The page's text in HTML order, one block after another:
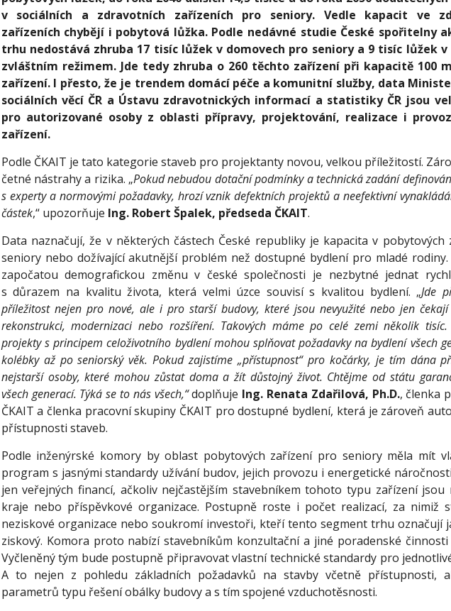
G
C
e
k
t
a
n
t
i
e
p
i
p
r
a
v
j
í
n
b
o
o
m
v
ý
s
t
a
v
b
s
o
c
i
á
l
n
í
c
h
z
v sociálních a zdravotních zařízeních pro seniory. Vedle kapacit ve
zařízeních chybějí i pobytová lůžka. Podle nedávné studie České spořitelny
trhu nedostává zhruba 17 tisíc lůžek v domovech pro seniory a 9 tisíc lůžek v
zvláštním režimem. Jde tedy zhruba o 260 těchto zařízení při kapacitě 100
zařízení. I přesto, že je trendem domácí péče a komunitní služby, data
sociálních věcí ČR a Ústavu zdravotnických informací a statistiky ČR jsou
pro autorizované osoby z oblasti přípravy, projektování, realizace i
zařízení.
Podle ČKAIT je tato kategorie staveb pro projektanty novou, velkou příležitostí.
četné nástrahy a rizika. „Pokud nebudou dotační podmínky a technická zadání
s experty a normovými požadavky, hrozí vznik defektních projektů a neefektivní
částek,“ upozorňuje Ing. Robert Špalek, předseda ČKAIT.
Data naznačují, že v některých částech České republiky je kapacita v pobytových
seniory nebo dožívající akutnější problém než dostupné bydlení pro mladé rodiny.
započatou demografickou změnu v české společnosti je nezbytné jednat
s důrazem na kvalitu života, která velmi úzce souvisí s kvalitou bydlení. „Jde
příležitost nejen pro nové, ale i pro starší budovy, které jsou nevyužité nebo jen
rekonstrukci, modernizaci nebo rozšíření. Takových máme po celé zemi několik
projekty s principem celoživotního bydlení mohou splňovat požadavky na bydlení všech
kolébky až po seniorský věk. Pokud zajistíme „přístupnost“ pro kočárky, je tím dána
nejstarší osoby, které mohou zůstat doma a žít důstojný život. Chtějme od státu
všech generací. Týká se to nás všech,“doplňuje Ing. Renata Zdařilová, Ph.D., členka
ČKAIT a členka pracovní skupiny ČKAIT pro dostupné bydlení, která je zároveň
přístupnosti staveb.
Podle inženýrské komory by oblast pobytových zařízení pro seniory měla mít
program s jasnými standardy užívání budov, jejich provozu i energetické
jen veřejných financí, ačkoliv nejčastějším stavebníkem tohoto typu zařízení jsou
kraje nebo příspěvkové organizace. Postupně roste i počet realizací, za nimiž
neziskové organizace nebo soukromí investoři, kteří tento segment trhu označují
ziskový. Komora proto nabízí stavebníkům konzultační a jiné poradenské
Vyčleněný tým bude postupně připravovat vlastní technické standardy pro
A to nejen z pohledu základních požadavků na stavby včetně přístupnosti,
parametrů typu řešení obálky budovy a s tím spojené vzduchotěsnosti.